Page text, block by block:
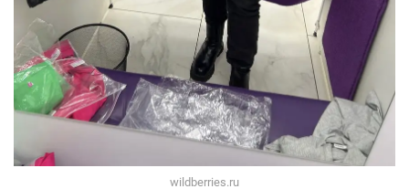
wildberries.ru